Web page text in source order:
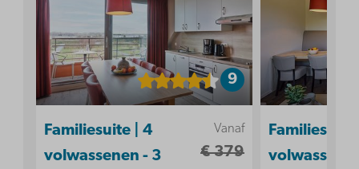
9
Vanaf
€ 379
Familiesuite | 4
volwassenen - 3
Familiesuite